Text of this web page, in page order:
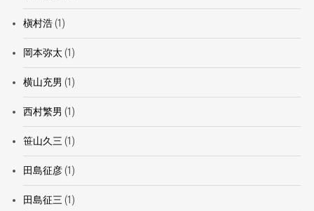
槇村浩(1)
岡本弥太 (1)
横山充男 (1)
西村繁男 (1)
笹山久三 (1)
田島征彦(1)
田島征三 (1)